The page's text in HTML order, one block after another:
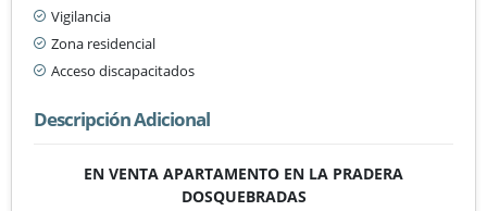
Vigilancia
Zona residencial
Acceso discapacitados
Descripción Adicional
EN VENTA APARTAMENTO EN LA PRADERA
DOSQUEBRADAS